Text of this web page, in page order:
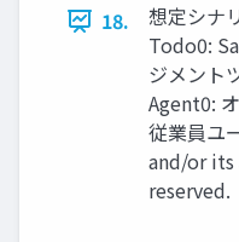
18.
想定シナ
Todo0:
ジメント
Agent0:
従業員ユ
and/or
reserved.